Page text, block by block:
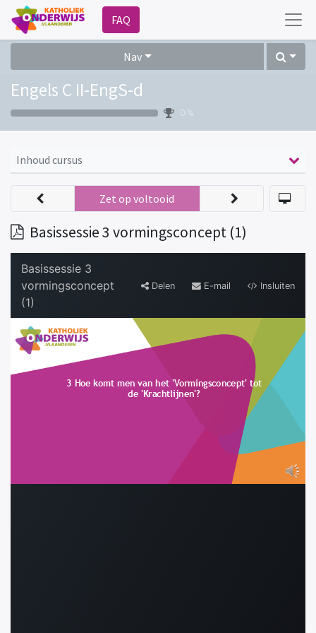
FAQ
Nav
Engels C II-EngS-d
0 %
Inhoud cursus
Basissessie 3 vormingsconcept (1)
Zet op voltooid